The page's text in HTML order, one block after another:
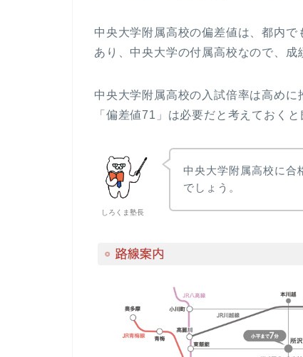
中央大学附属高校の偏差値は、都内
あり、中央大学の付属高校なので、成
中央大学附属高校の入試倍率は高め
「偏差値71」は必要だと考えておくと
しろくま塾長
中央大学附属高校に合
でしょう。